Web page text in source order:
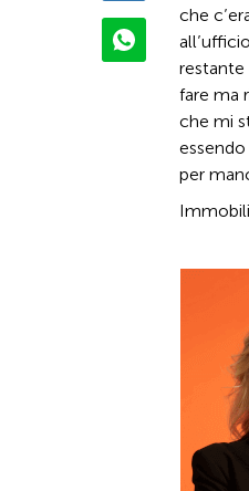
che
restante
fare ma
che mi
per
Immobili